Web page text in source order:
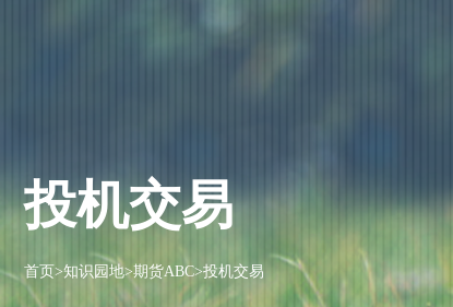
投机交易
首页>知识园地>期货ABC>投机交易